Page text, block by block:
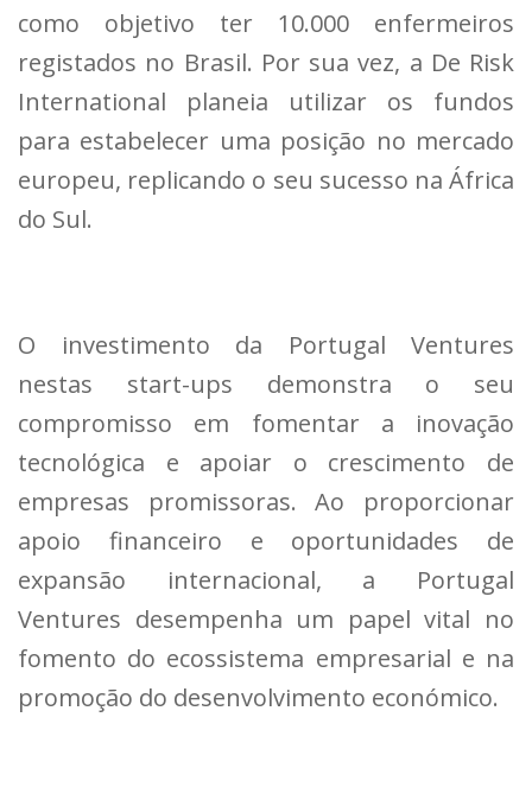
como objetivo ter 10.000 enfermeiros
registados no Brasil. Por sua vez, a De Risk
International planeia utilizar os fundos
para estabelecer uma posição no mercado
europeu, replicando o seu sucesso na África
do Sul.
O investimento da Portugal Ventures
nestas start-ups demonstra o seu
compromisso em fomentar a inovação
tecnológica e apoiar o crescimento de
empresas promissoras. Ao proporcionar
apoio financeiro e oportunidades de
expansão internacional, a Portugal
Ventures desempenha um papel vital no
fomento do ecossistema empresarial e na
promoção do desenvolvimento económico.